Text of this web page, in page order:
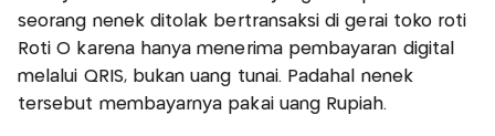
seorang nenek ditolak bertransaksi di gerai toko roti
Roti O karena hanya menerima pembayaran digital
melalui QRIS, bukan uang tunai. Padahal nenek
tersebut membayarnya pakai uang Rupiah.